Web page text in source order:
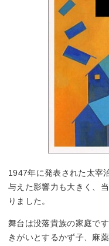
1947年に発表された太宰
与えた影響力も大きく、
りました。
舞台は没落貴族の家庭で
きがいとするかず子、麻